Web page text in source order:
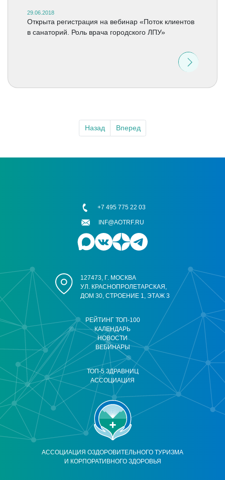
29.06.2018
Открыта регистрация на вебинар «Поток клиентов
в санаторий. Роль врача городского ЛПУ»
Назад Вперед
АССОЦИАЦИЯ ОЗДОРОВИТЕЛЬНОГО ТУРИЗМА
И КОРПОРАТИВНОГО ЗДОРОВЬЯ
РЕЙТИНГ ТОП-100
КАЛЕНДАРЬ
НОВОСТИ
ВЕБИНАРЫ
ТОП-5 ЗДРАВНИЦ
АССОЦИАЦИЯ
127473, Г. МОСКВА
УЛ. КРАСНОПРОЛЕТАРСКАЯ,
ДОМ 30, СТРОЕНИЕ 1, ЭТАЖ 3
+7 495 775 22 03
INF@AOTRF.RU